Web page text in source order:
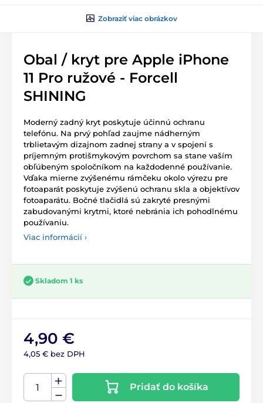
Zobraziť viac obrázkov
Obal / kryt pre Apple iPhone
11 Pro ružové - Forcell
SHINING
Moderný zadný kryt poskytuje účinnú ochranu
telefónu. Na prvý pohľad zaujme nádherným
trblietavým dizajnom zadnej strany a v spojení s
príjemným protišmykovým povrchom sa stane vaším
obľúbeným spoločníkom na každodenné používanie.
Vďaka mierne zvýšenému rámčeku okolo výrezu pre
fotoaparát poskytuje zvýšenú ochranu skla a objektívov
fotoaparátu. Bočné tlačidlá sú zakryté presnými
zabudovanými krytmi, ktoré nebránia ich pohodlnému
používaniu.
Viac informácií ›
Skladom 1 ks
4,90 €
4,05 € bez DPH
Pridať do košíka